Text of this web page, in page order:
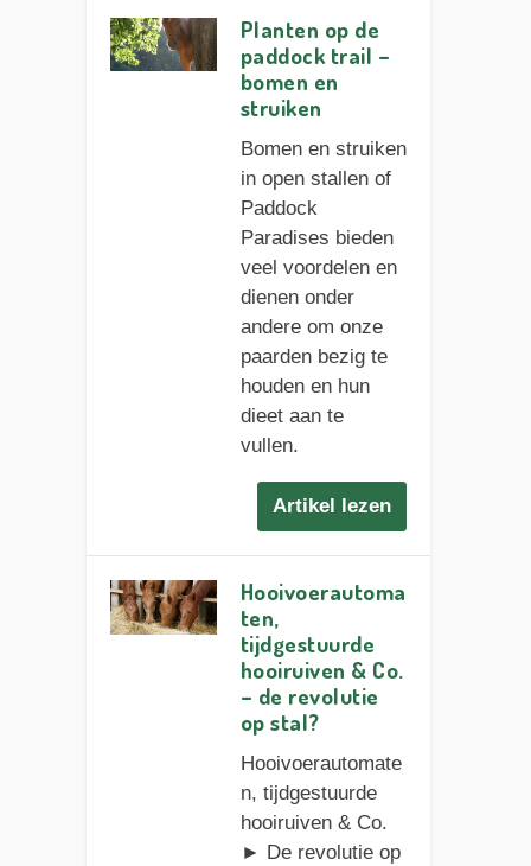
Planten op de
paddock trail –
bomen en
struiken
Bomen en struiken
in open stallen of
Paddock
Paradises bieden
veel voordelen en
dienen onder
andere om onze
paarden bezig te
houden en hun
dieet aan te
vullen.
Artikel lezen
Hooivoerautoma
ten,
tijdgestuurde
hooiruiven & Co.
– de revolutie
op stal?
Hooivoerautomate
n, tijdgestuurde
hooiruiven & Co.
► De revolutie op